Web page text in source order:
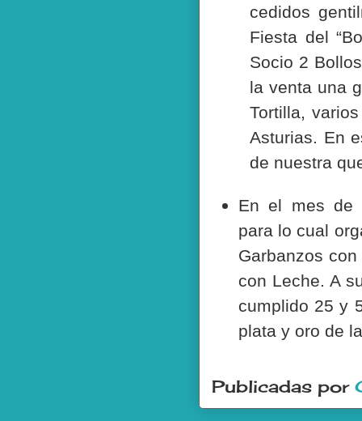
cedidos
Fiesta del
Socio 2
la venta una
Tortilla,
Asturias. En
de nuestra
En el mes de
para lo cual
Garbanzos
con Leche. A
cumplido 25 y
plata y oro de
Publicadas por